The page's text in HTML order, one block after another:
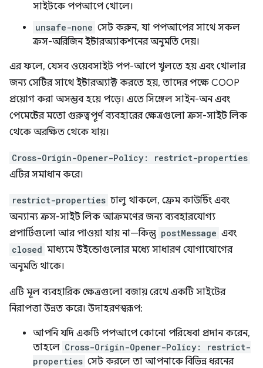
সাইটকে পপআপে খোলে।
unsafe-none সেট করুন, যা পপআপের সাথে সকল
ক্রস-অরিজিন ইন্টারঅ্যাকশনের অনুমতি দেয়।
এর ফলে, যেসব ওয়েবসাইট পপ-আপে খুলতে হয় এবং খোলার
জন্য সেটির সাথে ইন্টারঅ্যাক্ট করতে হয়, তাদের পক্ষে COOP
প্রয়োগ করা অসম্ভব হয়ে পড়ে। এতে সিঙ্গেল সাইন-অন এবং
পেমেন্টের মতো গুরুত্বপূর্ণ ব্যবহারের ক্ষেত্রগুলো ক্রস-সাইট লিক
থেকে অরক্ষিত থেকে যায়।
Cross-Origin-Opener-Policy: restrict-properties
এটির সমাধান করে।
restrict-properties চালু থাকলে, ফ্রেম কাউন্টিং এবং
অন্যান্য ক্রস-সাইট লিক আক্রমণের জন্য ব্যবহারযোগ্য
প্রপার্টিগুলো আর পাওয়া যায় না—কিন্তু postMessage এবং
closed মাধ্যমে উইন্ডোগুলোর মধ্যে সাধারণ যোগাযোগের
অনুমতি থাকে।
এটি মূল ব্যবহারিক ক্ষেত্রগুলো বজায় রেখে একটি সাইটের
নিরাপত্তা উন্নত করে। উদাহরণস্বরূপ:
আপনি যদি একটি পপআপে কোনো পরিষেবা প্রদান করেন,
তাহলে Cross-Origin-Opener-Policy: restrict-
properties সেট করলে তা আপনাকে বিভিন্ন ধরনের